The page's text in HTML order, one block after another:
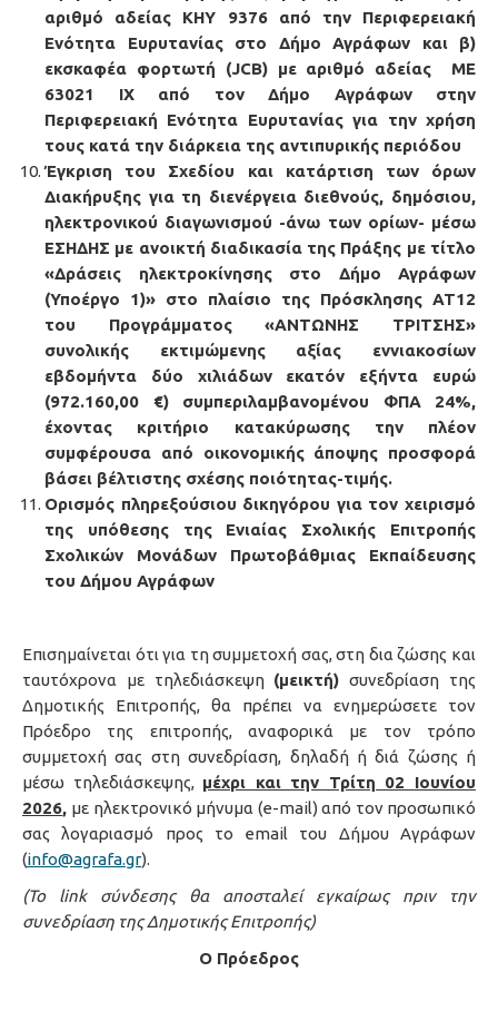
αριθμό αδείας ΚΗΥ 9376 από την Περιφερειακή
Ενότητα Ευρυτανίας στο Δήμο Αγράφων και β)
εκσκαφέα φορτωτή (JCB) με αριθμό αδείας ΜΕ
63021 ΙΧ από τον Δήμο Αγράφων στην
Περιφερειακή Ενότητα Ευρυτανίας για την χρήση
τους κατά την διάρκεια της αντιπυρικής περιόδου
Έγκριση του Σχεδίου και κατάρτιση των όρων
Διακήρυξης για τη διενέργεια διεθνούς, δημόσιου,
ηλεκτρονικού διαγωνισμού -άνω των ορίων- μέσω
ΕΣΗΔΗΣ με ανοικτή διαδικασία της Πράξης με τίτλο
«Δράσεις ηλεκτροκίνησης στο Δήμο Αγράφων
(Υποέργο 1)» στο πλαίσιο της Πρόσκλησης ΑΤ12
του Προγράμματος «ΑΝΤΩΝΗΣ ΤΡΙΤΣΗΣ»
συνολικής εκτιμώμενης αξίας εννιακοσίων
εβδομήντα δύο χιλιάδων εκατόν εξήντα ευρώ
(972.160,00 €) συμπεριλαμβανομένου ΦΠΑ 24%,
έχοντας κριτήριο κατακύρωσης την πλέον
συμφέρουσα από οικονομικής άποψης προσφορά
βάσει βέλτιστης σχέσης ποιότητας-τιμής.
Ορισμός πληρεξούσιου δικηγόρου για τον χειρισμό
της υπόθεσης της Ενιαίας Σχολικής Επιτροπής
Σχολικών Μονάδων Πρωτοβάθμιας Εκπαίδευσης
του Δήμου Αγράφων
Επισημαίνεται ότι για τη συμμετοχή σας, στη δια ζώσης και
ταυτόχρονα με τηλεδιάσκεψη (μεικτή) συνεδρίαση της
Δημοτικής Επιτροπής, θα πρέπει να ενημερώσετε τον
Πρόεδρο της επιτροπής, αναφορικά με τον τρόπο
συμμετοχή σας στη συνεδρίαση, δηλαδή ή διά ζώσης ή
μέσω τηλεδιάσκεψης, μέχρι και την Τρίτη 02 Ιουνίου
2026, με ηλεκτρονικό μήνυμα (e-mail) από τον προσωπικό
σας λογαριασμό προς το email του Δήμου Αγράφων
(info@agrafa.gr).
(Το link σύνδεσης θα αποσταλεί εγκαίρως πριν την
συνεδρίαση της Δημοτικής Επιτροπής)
O Πρόεδρος